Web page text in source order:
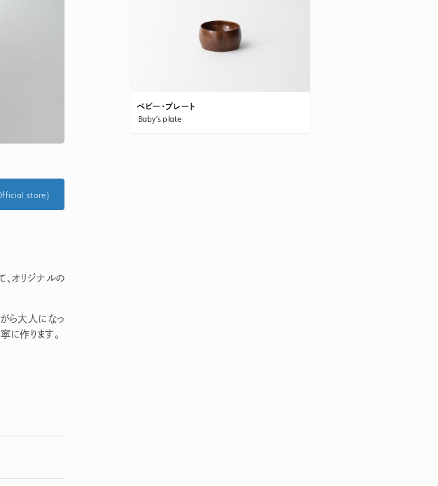
store)
、オリジナルの
ら大人になっ
に作ります。
ベビー・プレート
Baby’s plate